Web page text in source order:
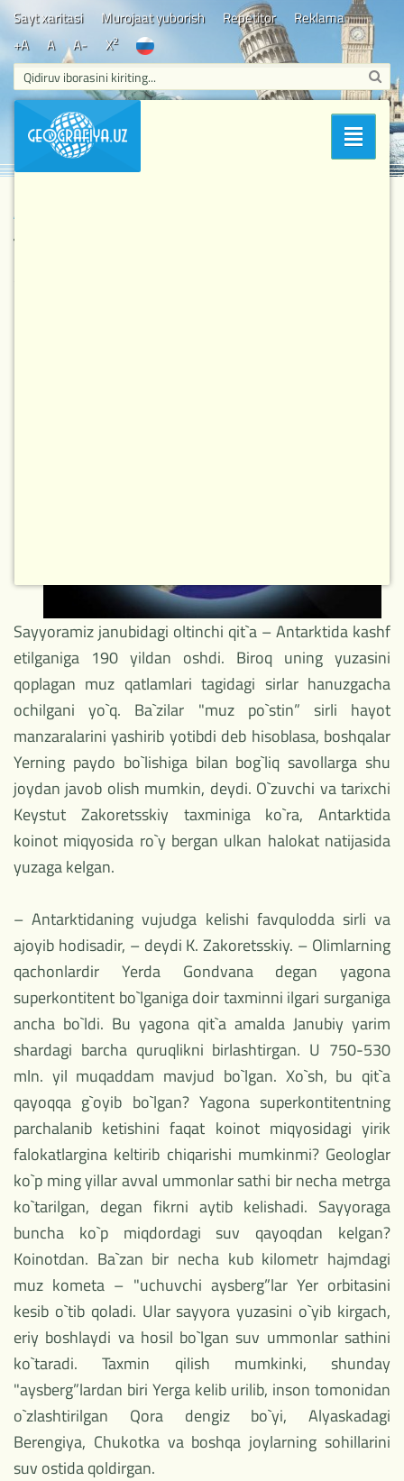
Sayt xaritasi Murojaat yuborish Repetitor
Reklama
+A
A A- X2
Bo'limlar
Bosh sahifa/Bilasizmi / Antarktida qanday paydo bo`lgan?
Antarktida qanday paydo bo`lgan?
Sayyoramiz janubidagi oltinchi qit`a – Antarktida kashf
etilganiga 190 yildan oshdi. Biroq uning yuzasini
qoplagan muz qatlamlari tagidagi sirlar hanuzgacha
ochilgani yo`q. Ba`zilar "muz po`stin” sirli hayot
manzaralarini yashirib yotibdi deb hisoblasa, boshqalar
Yerning paydo bo`lishiga bilan bog`liq savollarga shu
joydan javob olish mumkin, deydi. O`zuvchi va tarixchi
Keystut Zakoretsskiy taxminiga ko`ra, Antarktida
koinot miqyosida ro`y bergan ulkan halokat natijasida
yuzaga kelgan.
– Antarktidaning vujudga kelishi favqulodda sirli va
ajoyib hodisadir, – deydi K. Zakoretsskiy. – Olimlarning
qachonlardir Yerda Gondvana degan yagona
superkontitent bo`lganiga doir taxminni ilgari surganiga
ancha bo`ldi. Bu yagona qit`a amalda Janubiy yarim
shardagi barcha quruqlikni birlashtirgan. U 750-530
mln. yil muqaddam mavjud bo`lgan. Xo`sh, bu qit`a
qayoqqa g`oyib bo`lgan? Yagona superkontitentning
parchalanib ketishini faqat koinot miqyosidagi yirik
falokatlargina keltirib chiqarishi mumkinmi? Geologlar
ko`p ming yillar avval ummonlar sathi bir necha metrga
ko`tarilgan, degan fikrni aytib kelishadi. Sayyoraga
buncha ko`p miqdordagi suv qayoqdan kelgan?
Koinotdan. Ba`zan bir necha kub kilometr hajmdagi
muz kometa – "uchuvchi aysberg”lar Yer orbitasini
kesib o`tib qoladi. Ular sayyora yuzasini o`yib kirgach,
eriy boshlaydi va hosil bo`lgan suv ummonlar sathini
ko`taradi. Taxmin qilish mumkinki, shunday
"aysberg”lardan biri Yerga kelib urilib, inson tomonidan
o`zlashtirilgan Qora dengiz bo`yi, Alyaskadagi
Berengiya, Chukotka va boshqa joylarning sohillarini
suv ostida qoldirgan.